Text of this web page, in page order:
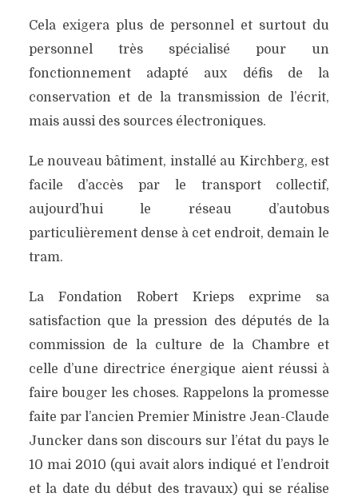
Cela exigera plus de personnel et surtout du
personnel très spécialisé pour un
fonctionnement adapté aux défis de la
conservation et de la transmission de l’écrit,
mais aussi des sources électroniques.
Le nouveau bâtiment, installé au Kirchberg, est
facile d’accès par le transport collectif,
aujourd’hui le réseau d’autobus
particulièrement dense à cet endroit, demain le
tram.
La Fondation Robert Krieps exprime sa
satisfaction que la pression des députés de la
commission de la culture de la Chambre et
celle d’une directrice énergique aient réussi à
faire bouger les choses. Rappelons la promesse
faite par l’ancien Premier Ministre Jean-Claude
Juncker dans son discours sur l’état du pays le
10 mai 2010 (qui avait alors indiqué et l’endroit
et la date du début des travaux) qui se réalise